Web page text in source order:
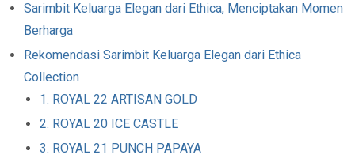
Sarimbit Keluarga Elegan dari Ethica, Menciptakan Momen
Berharga
Rekomendasi Sarimbit Keluarga Elegan dari Ethica
Collection
1. ROYAL 22 ARTISAN GOLD
2. ROYAL 20 ICE CASTLE
3. ROYAL 21 PUNCH PAPAYA